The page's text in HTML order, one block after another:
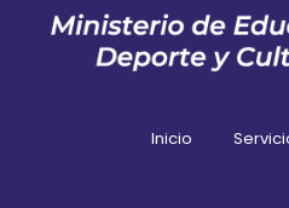
Inicio